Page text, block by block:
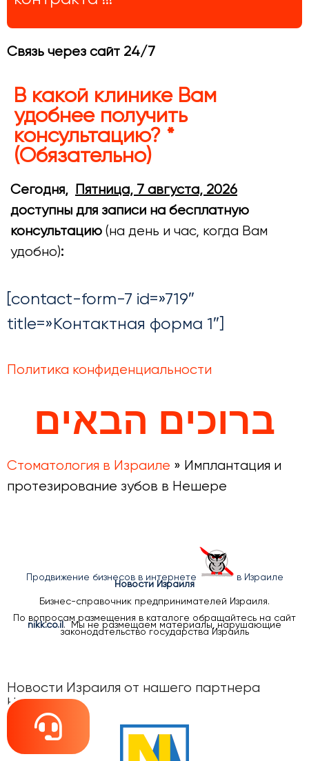
Связь через сайт 24/7
В какой клинике Вам
удобнее получить
консультацию? *
(Обязательно)
Сегодня,
Пятница, 7 августа, 2026
доступны для записи на бесплатную
консультацию (на день и час, когда Вам
удобно):
[contact-form-7 id=»719″
title=»Контактная форма 1″]
Политика конфиденциальности
ברוכים הבאים
Стоматология в Израиле » Имплантация и
протезирование зубов в Нешере
Продвижение бизнесов в интернете в Израиле
Новости Израиля
Бизнес-справочник предпринимателей Израиля.
По вопросам размещения в каталоге обращайтесь на сайт
nikk.co.il . Мы не размещаем материалы, нарушающие
законодательство государства Израиль
Новости Израиля от нашего партнера
НАновости